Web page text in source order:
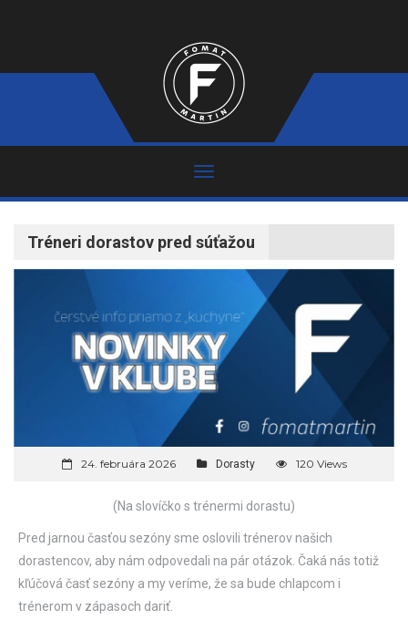
Tréneri dorastov pred súťažou
24. februára 2026 Dorasty 120 Views
(Na slovíčko s trénermi dorastu)
Pred jarnou časťou sezóny sme oslovili trénerov našich
dorastencov, aby nám odpovedali na pár otázok. Čaká nás totiž
kľúčová časť sezóny a my veríme, že sa bude chlapcom i
trénerom v zápasoch dariť.